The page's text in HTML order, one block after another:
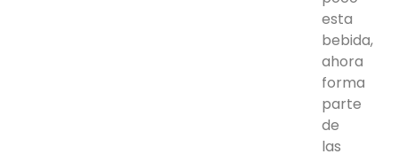
esta
bebida,
ahora
forma
parte
de
las